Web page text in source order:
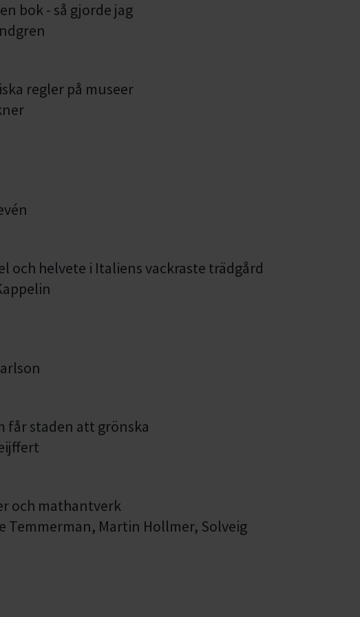
bok - så gjorde jag
regler på museer
och helvete i Italiens vackraste trädgård
får staden att grönska
och mathantverk
Temmerman, Martin Hollmer, Solveig